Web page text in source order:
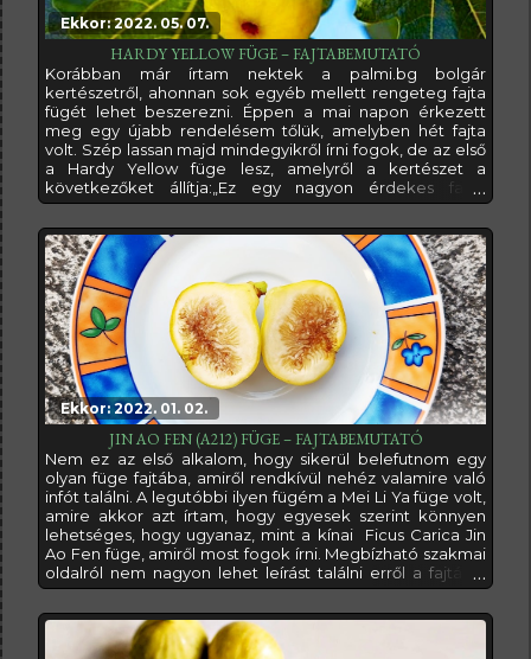
Ekkor: 2022. 05. 07.
HARDY YELLOW FÜGE – FAJTABEMUTATÓ
Korábban már írtam nektek a palmi.bg bolgár
kertészetről, ahonnan sok egyéb mellett rengeteg fajta
fügét lehet beszerezni. Éppen a mai napon érkezett
meg egy újabb rendelésem tőlük, amelyben hét fajta
volt. Szép lassan majd mindegyikről írni fogok, de az első
a Hardy Yellow füge lesz, amelyről a kertészet a
következőket állítja:„Ez egy nagyon érdekes fajta,
amelyet körülbelül 15 évvel ezelőtt találtunk egy
magánkertben Assenovgrad városában, Bulgáriában, de
lehet, hogy görög eredetű. Amíg nem tudjuk
meghatározni a végleges hivatalos nevét, addig
Ekkor: 2022. 01. 02.
JIN AO FEN (A212) FÜGE – FAJTABEMUTATÓ
Nem ez az első alkalom, hogy sikerül belefutnom egy
olyan füge fajtába, amiről rendkívül nehéz valamire való
infót találni. A legutóbbi ilyen fügém a Mei Li Ya füge volt,
amire akkor azt írtam, hogy egyesek szerint könnyen
lehetséges, hogy ugyanaz, mint a kínai Ficus Carica Jin
Ao Fen füge, amiről most fogok írni. Megbízható szakmai
oldalról nem nagyon lehet leírást találni erről a fajtáról,
ellenben fórumokon ezt-azt össze lehet szedni.A
legtöbben azt írják, hogy a Mei Li Ya nagyban hasonlít
valóban a Jin Ao Fen fügéhez, de míg előbbi inkább
egyezik